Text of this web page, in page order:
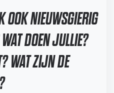
NIEUWSGIERIG
DOEN JULLIE?
WAT ZIJN DE